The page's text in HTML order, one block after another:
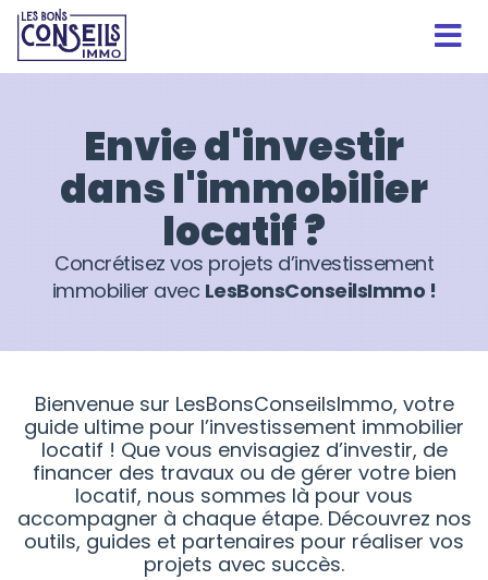
Envie d'investir
dans l'immobilier
locatif ?
Concrétisez vos projets d’investissement
immobilier avec LesBonsConseilsImmo !
Bienvenue sur LesBonsConseilsImmo, votre
guide ultime pour l’investissement immobilier
locatif ! Que vous envisagiez d’investir, de
financer des travaux ou de gérer votre bien
locatif, nous sommes là pour vous
accompagner à chaque étape. Découvrez nos
outils, guides et partenaires pour réaliser vos
projets avec succès.